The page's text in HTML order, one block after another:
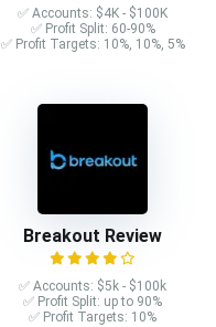
✅ Accounts: $4K - $100K
✅ Profit Split: 60-90%
✅ Profit Targets: 10%, 10%, 5%
Breakout Review
✅ Accounts: $5k - $100k
✅ Profit Split: up to 90%
✅ Profit Targets: 10%